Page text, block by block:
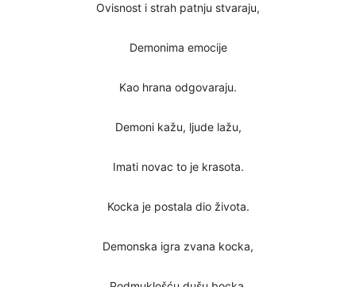
Ovisnost i strah patnju stvaraju,
Demonima emocije
Kao hrana odgovaraju.
Demoni kažu, ljude lažu,
Imati novac to je krasota.
Kocka je postala dio života.
Demonska igra zvana kocka,